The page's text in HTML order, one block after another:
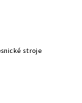
stroje